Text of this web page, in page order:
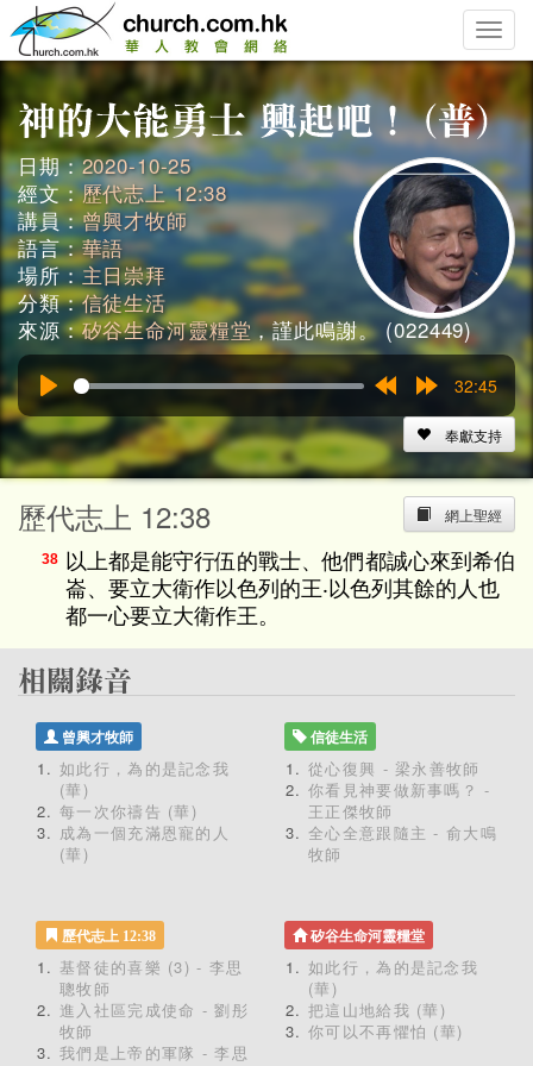
Toggle
日期：2020-10-25
經文：歷代志上 12:38
講員：曾興才牧師
語言：華語
場所：主日崇拜
分類：信徒生活
來源：矽谷生命河靈糧堂，謹此鳴謝。 (022449)
Play
15s
15s
32:45
奉獻支持
網上聖經
歷代志上 12:38
38 以上都是能守行伍的戰士、他們都誠心來到希伯
崙、要立大衛作以色列的王‧以色列其餘的人也
都一心要立大衛作王。
曾興才牧師
如此行，為的是記念我
(華)
每一次你禱告 (華)
成為一個充滿恩寵的人
(華)
信徒生活
從心復興 - 梁永善牧師
你看見神要做新事嗎？ -
王正傑牧師
全心全意跟隨主 - 俞大鳴
牧師
歷代志上 12:38
基督徒的喜樂 (3) - 李思
聰牧師
進入社區完成使命 - 劉彤
牧師
我們是上帝的軍隊 - 李思
矽谷生命河靈糧堂
如此行，為的是記念我
(華)
把這山地給我 (華)
你可以不再懼怕 (華)